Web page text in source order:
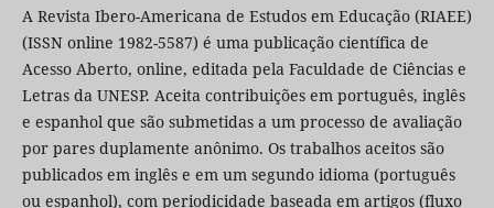
A Revista Ibero-Americana de Estudos em Educação (RIAEE)
(ISSN online 1982-5587) é uma publicação científica de
Acesso Aberto, online, editada pela Faculdade de Ciências e
Letras da UNESP. Aceita contribuições em português, inglês
e espanhol que são submetidas a um processo de avaliação
por pares duplamente anônimo. Os trabalhos aceitos são
publicados em inglês e em um segundo idioma (português
ou espanhol), com periodicidade baseada em artigos (fluxo